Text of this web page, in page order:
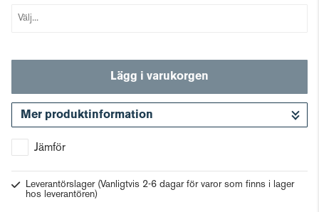
Lägg i varukorgen
Mer produktinformation
Jämför
Leverantörslager (Vanligtvis 2-6 dagar för varor som finns i lager
hos leverantören)